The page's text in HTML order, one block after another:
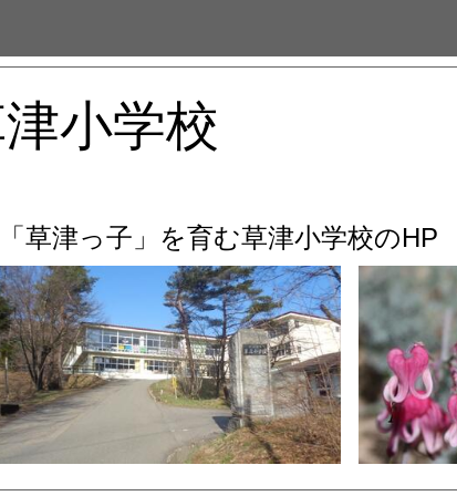
小学校
草津っ子」を育む草津小学校のHP